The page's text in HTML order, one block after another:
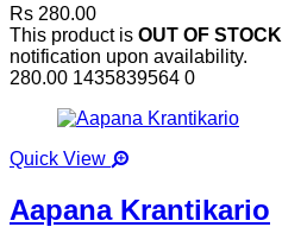
Rs 280.00
This product is OUT OF STOCK
notification upon availability.
280.00 1435839564 0
Quick View
Aapana Krantikario